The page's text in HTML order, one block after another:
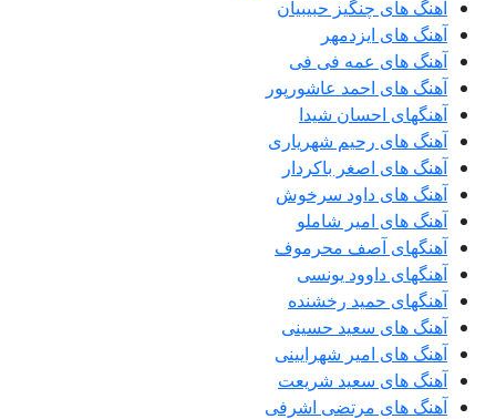
آهنگ های چنگیز حبیبیان
آهنگ های ایزدمهر
آهنگ های عمه فی فی
آهنگ های احمد عاشورپور
آهنگهای احسان شیدا
آهنگ های رحیم شهریاری
آهنگ های اصغر باکردار
آهنگ های داود سرخوش
آهنگ های امیر شاملو
آهنگهای آصف محرموف
آهنگهای داوود یونسی
آهنگهای حمید رخشنده
آهنگ های سعید حسینی
آهنگ های امیر شهرایینی
آهنگ های سعید شریعت
آهنگ های مرتضی اشرفی